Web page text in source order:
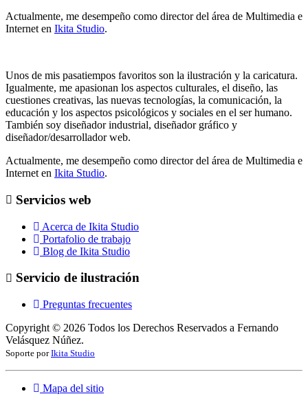
Actualmente, me desempeño como director del área de Multimedia e
Internet en Ikita Studio.
Unos de mis pasatiempos favoritos son la ilustración y la caricatura.
Igualmente, me apasionan los aspectos culturales, el diseño, las
cuestiones creativas, las nuevas tecnologías, la comunicación, la
educación y los aspectos psicológicos y sociales en el ser humano.
También soy diseñador industrial, diseñador gráfico y
diseñador/desarrollador web.
Actualmente, me desempeño como director del área de Multimedia e
Internet en Ikita Studio.
Servicios web
Acerca de Ikita Studio
Portafolio de trabajo
Blog de Ikita Studio
Servicio de ilustración
Preguntas frecuentes
Copyright © 2026 Todos los Derechos Reservados a Fernando
Velásquez Núñez.
Soporte porIkita Studio
Mapa del sitio